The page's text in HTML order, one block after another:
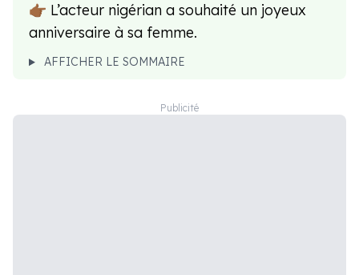
👉🏾 L’acteur nigérian a souhaité un joyeux
anniversaire à sa femme.
AFFICHER LE SOMMAIRE